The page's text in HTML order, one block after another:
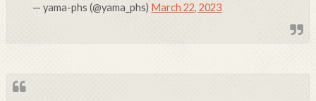
— yama-phs (@yama_phs) March 22, 2023